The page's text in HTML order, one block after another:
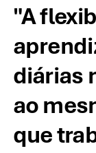
"A
diárias
ao
que